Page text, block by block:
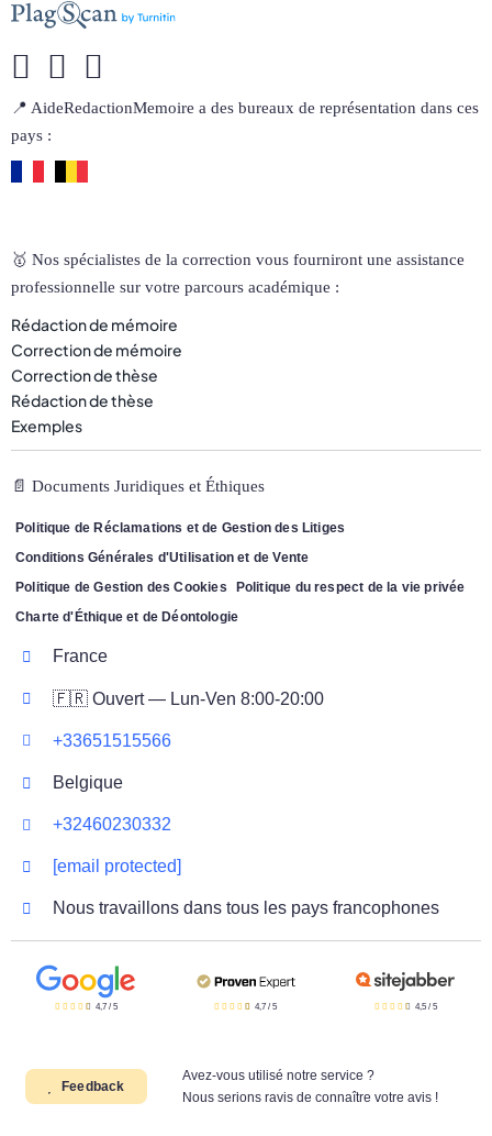
📍 AideRedactionMemoire a des bureaux de représentation dans ces
pays :
🥇 Nos spécialistes de la correction vous fourniront une assistance
professionnelle sur votre parcours académique :
Rédaction de mémoire
Correction de mémoire
Correction de thèse
Rédaction de thèse
Exemples
📄 Documents Juridiques et Éthiques
Politique de Réclamations et de Gestion des Litiges
Conditions Générales d'Utilisation et de Vente
Politique de Gestion des Cookies
Politique du respect de la vie privée
Charte d'Éthique et de Déontologie
France
🇫🇷 Ouvert — Lun-Ven 8:00-20:00
+33651515566
Belgique
+32460230332
[email protected]
Nous travaillons dans tous les pays francophones
4,7/ 5 4,7 /5 4,5/ 5
Feedback
Avez-vous utilisé notre service ?
Nous serions ravis de connaître votre avis !